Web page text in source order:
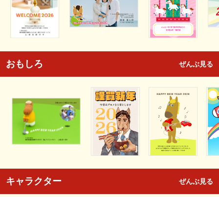
おもしろ ぜんぶ見る
キャラクター ぜんぶ見る